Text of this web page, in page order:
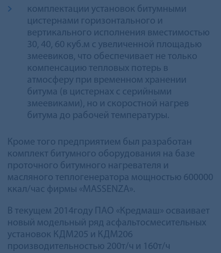
комплектации установок битумными
цистернами горизонтального и
вертикального исполнения вместимостью
30, 40, 60 куб.м с увеличенной площадью
змеевиков, что обеспечивает не только
компенсацию тепловых потерь в
атмосферу при временном хранении
битума (в цистернах с серийными
змеевиками), но и скоростной нагрев
битума до рабочей температуры.
Кроме того предприятием был разработан
комплект битумного оборудования на базе
проточного битумного нагревателя и
масляного теплогенератора мощностью 600000
ккал/час фирмы «MASSENZA».
B текущем 2014году ПАО «Кредмаш» осваивает
новый модельный ряд асфальтосмесительных
установок КДМ205 и КДМ206
производительностью 200т/ч и 160т/ч